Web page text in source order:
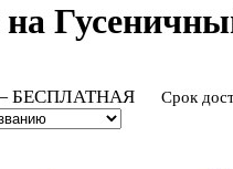
на
— БЕСПЛАТНАЯ Срок